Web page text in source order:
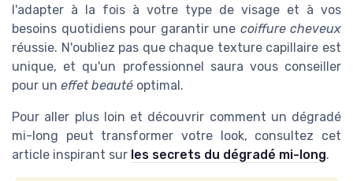
l'adapter à la fois à votre type de visage et à vos
besoins quotidiens pour garantir une coiffure cheveux
réussie. N'oubliez pas que chaque texture capillaire est
unique, et qu'un professionnel saura vous conseiller
pour un effet beauté optimal.
Pour aller plus loin et découvrir comment un dégradé
mi-long peut transformer votre look, consultez cet
article inspirant sur les secrets du dégradé mi-long.